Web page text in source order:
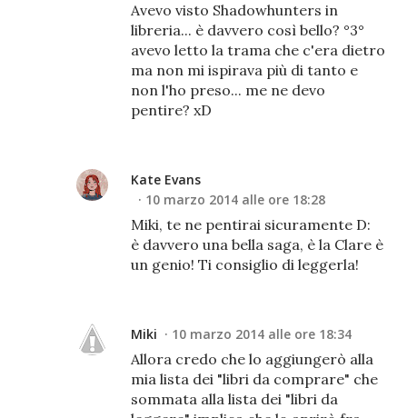
Avevo visto Shadowhunters in
libreria... è davvero così bello? °3°
avevo letto la trama che c'era dietro
ma non mi ispirava più di tanto e
non l'ho preso... me ne devo
pentire? xD
Kate Evans
10 marzo 2014 alle ore 18:28
Miki, te ne pentirai sicuramente D:
è davvero una bella saga, è la Clare è
un genio! Ti consiglio di leggerla!
Miki 10 marzo 2014 alle ore 18:34
Allora credo che lo aggiungerò alla
mia lista dei "libri da comprare" che
sommata alla lista dei "libri da